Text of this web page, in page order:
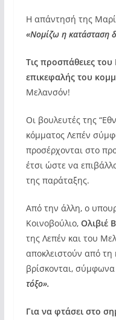
Η απάντησή της
«Νομίζω η κατάσταση
Τις προσπάθειες
επικεφαλής του
Μελανσόν!
Οι βουλευτές της
κόμματος Λεπέν
προσέρχονται στο
έτσι ώστε να
της παράταξης.
Από την άλλη, ο
Κοινοβούλιο, Ολιβιέ
της Λεπέν και του
αποκλειστούν από τη
βρίσκονται, σύμφωνα
τόξο».
Για να φτάσει στο